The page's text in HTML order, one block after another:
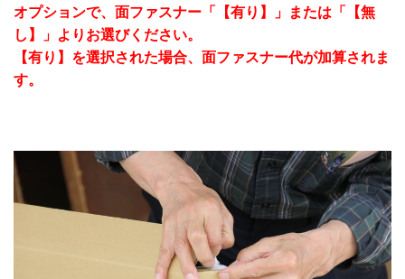
オプションで、面ファスナー「【有り】」または「【無
し】」よりお選びください。
【有り】を選択された場合、面ファスナー代が加算されま
す。